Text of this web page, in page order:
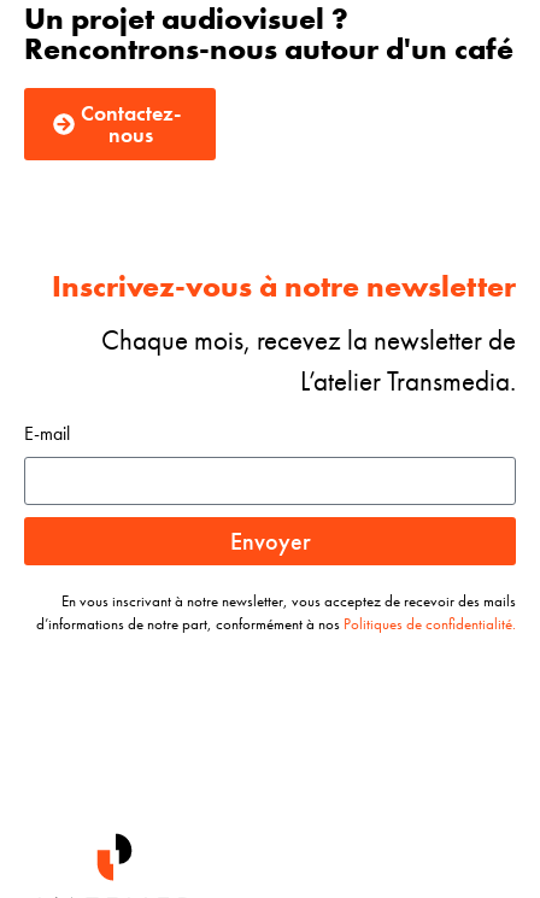
Un projet audiovisuel ?
Rencontrons-nous autour d'un café
Contactez-
nous
Inscrivez-vous à notre newsletter
Chaque mois, recevez la newsletter de
L’atelier Transmedia.
E-mail
Envoyer
En vous inscrivant à notre newsletter, vous acceptez de recevoir des mails
d’informations de notre part, conformément à nos Politiques de confidentialité.